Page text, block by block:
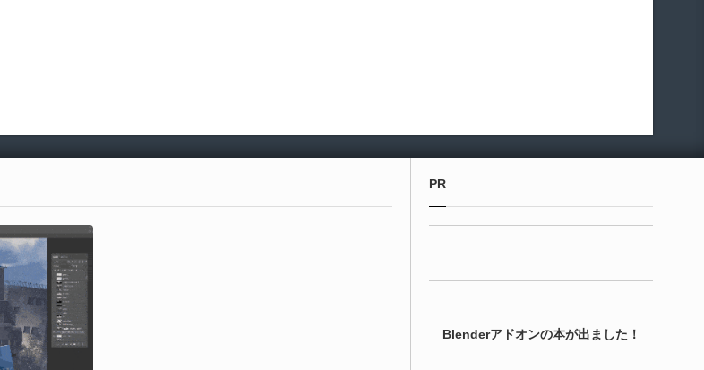
PR
Blenderアドオンの本が出ました！